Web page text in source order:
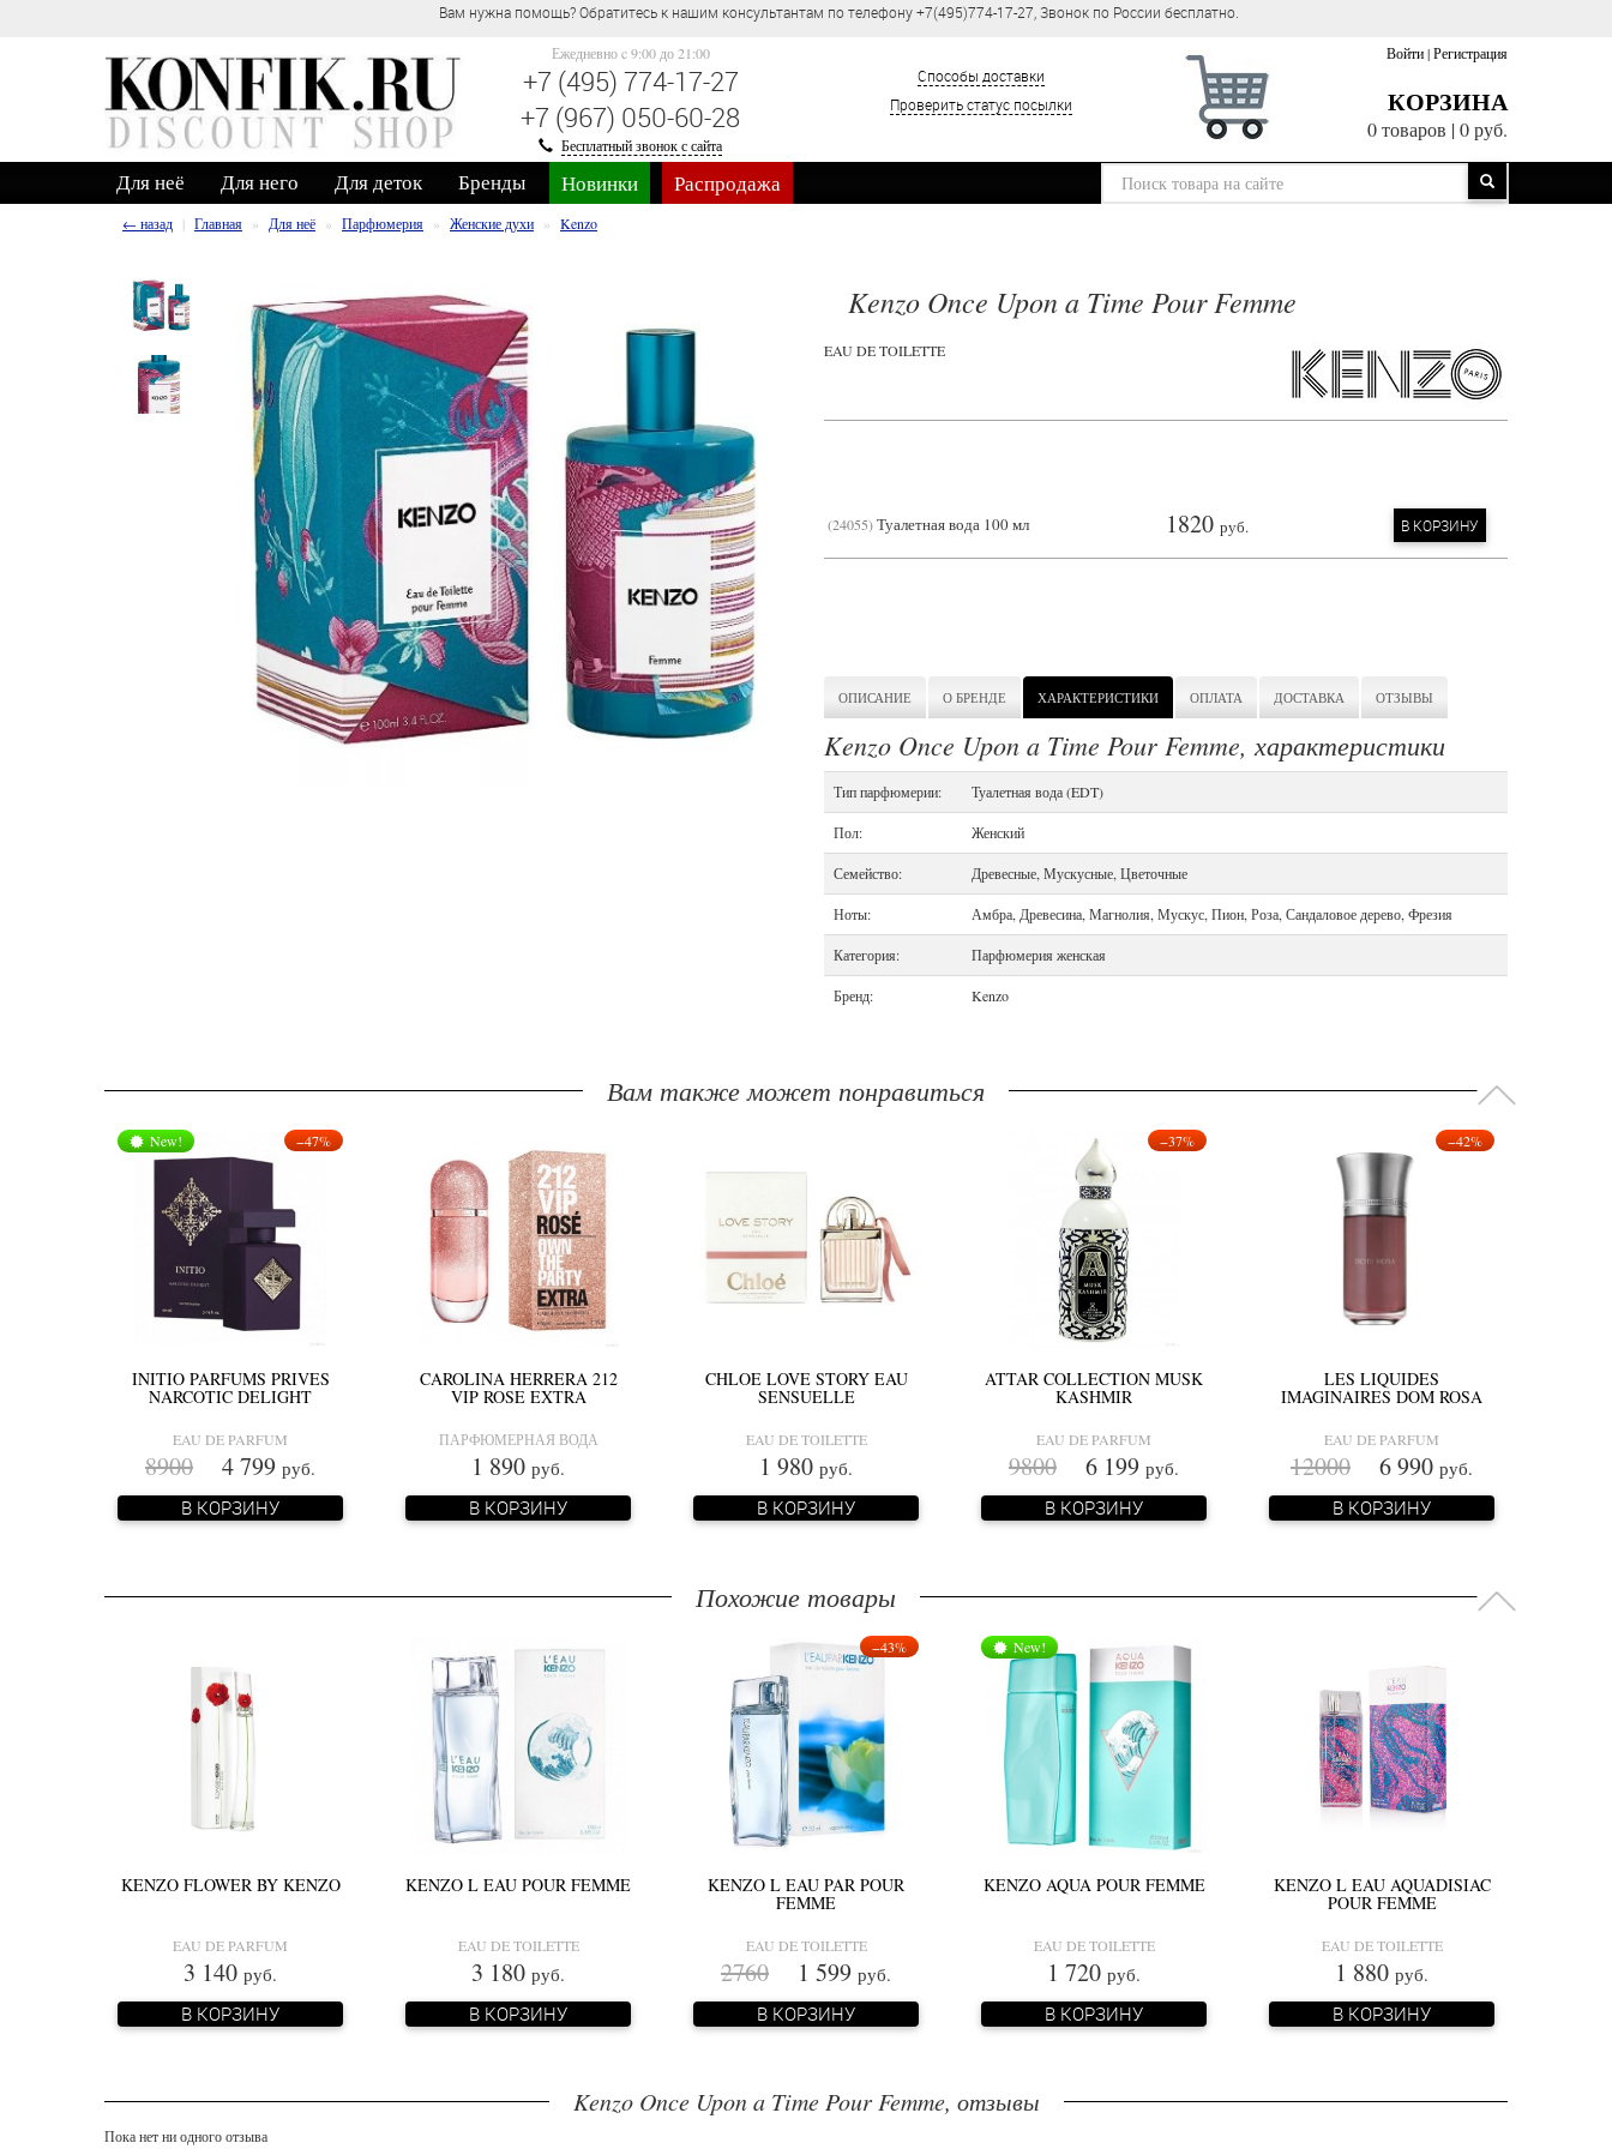
Вам нужна помощь? Обратитесь к нашим консультантам по телефону +7(495)774-17-27, Звонок по России бесплатно.
Ежедневно c 9:00 до 21:00
+7 (495) 774-17-27
+7 (967) 050-60-28
Бесплатный звонок с сайта
Способы доставки
Проверить статус посылки
Войти|Регистрация
КОРЗИНА
0 товаров |0 руб.
Для неё Для него Для деток Бренды Новинки Распродажа
← назад Главная Для неё Парфюмерия Женские духи Kenzo
Kenzo Once Upon a Time Pour Femme
EAU DE TOILETTE
24055 Туалетная вода 100 мл 1820 руб. В КОРЗИНУ
ОПИСАНИЕ О БРЕНДЕ ХАРАКТЕРИСТИКИ ОПЛАТА ДОСТАВКА ОТЗЫВЫ
Kenzo Once Upon a Time Pour Femme, характеристики
Тип парфюмерии: Туалетная вода (EDT)
Пол: Женский
Семейство: Древесные, Мускусные, Цветочные
Ноты: Амбра, Древесина, Магнолия, Мускус, Пион, Роза, Сандаловое дерево, Фрезия
Категория: Парфюмерия женская
Бренд: Kenzo
Вам также может понравиться
−47%
New!
INITIO PARFUMS PRIVES
NARCOTIC DELIGHT
EAU DE PARFUM
8900 4 799 руб.
В КОРЗИНУ
CAROLINA HERRERA 212
VIP ROSE EXTRA
ПАРФЮМЕРНАЯ ВОДА
1 890 руб.
В КОРЗИНУ
CHLOE LOVE STORY EAU
SENSUELLE
EAU DE TOILETTE
1 980 руб.
В КОРЗИНУ
−37%
ATTAR COLLECTION MUSK
KASHMIR
EAU DE PARFUM
9800 6 199 руб.
В КОРЗИНУ
−42%
LES LIQUIDES
IMAGINAIRES DOM ROSA
EAU DE PARFUM
12000 6 990 руб.
В КОРЗИНУ
Похожие товары
KENZO FLOWER BY KENZO
EAU DE PARFUM
3 140 руб.
В КОРЗИНУ
KENZO L EAU POUR FEMME
EAU DE TOILETTE
3 180 руб.
В КОРЗИНУ
−43%
KENZO L EAU PAR POUR
FEMME
EAU DE TOILETTE
2760 1 599 руб.
В КОРЗИНУ
New!
KENZO AQUA POUR FEMME
EAU DE TOILETTE
1 720 руб.
В КОРЗИНУ
KENZO L EAU AQUADISIAC
POUR FEMME
EAU DE TOILETTE
1 880 руб.
В КОРЗИНУ
Kenzo Once Upon a Time Pour Femme, отзывы
Пока нет ни одного отзыва